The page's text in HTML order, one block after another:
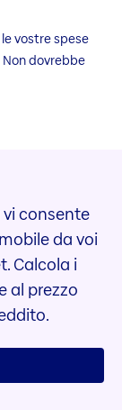
vostre spese
dovrebbe
consente
da voi
Calcola i
al prezzo